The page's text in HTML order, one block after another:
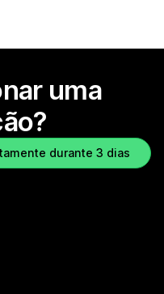
uma
durante 3 dias